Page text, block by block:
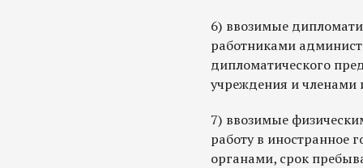
6) ввозимые
работниками
дипломатического
учреждения и членами
7) ввозимые
работу в иностранное
органами, срок